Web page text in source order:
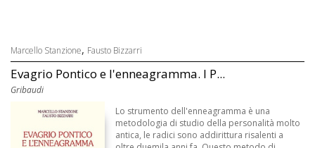
Marcello Stanzione, Fausto Bizzarri
Evagrio Pontico e l'enneagramma. I P...
Gribaudi
Lo strumento dell'enneagramma è una
metodologia di studio della personalità molto
antica, le radici sono addirittura risalenti a